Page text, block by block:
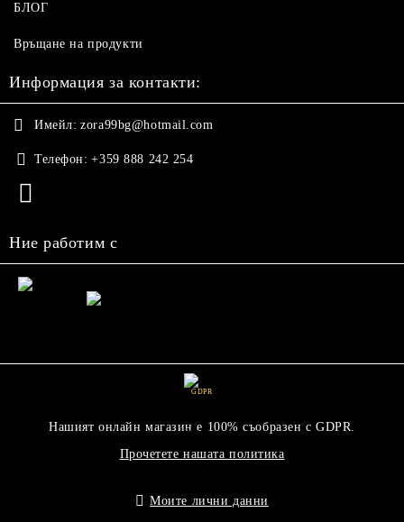
БЛОГ
Връщане на продукти
Информация за контакти:
Имейл: zora99bg@hotmail.com
Телефон: +359 888 242 254
Ние работим с
GDPR
Нашият онлайн магазин е 100% съобразен с GDPR.
Прочетете нашата политика
Моите лични данни